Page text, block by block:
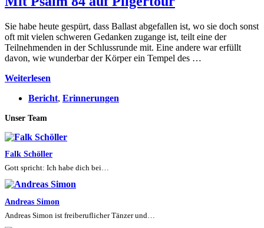
Sie habe heute gespürt, dass Ballast abgefallen ist, wo sie doch sonst
oft mit vielen schweren Gedanken zugange ist, teilt eine der
Teilnehmenden in der Schlussrunde mit. Eine andere war erfüllt
davon, wie wunderbar der Körper ein Tempel des …
Weiterlesen
84
Bericht, Erinnerungen
Unser Team
Falk Schöller
Gott spricht: Ich habe dich bei…
Andreas Simon
Andreas Simon ist freiberuflicher Tänzer und…